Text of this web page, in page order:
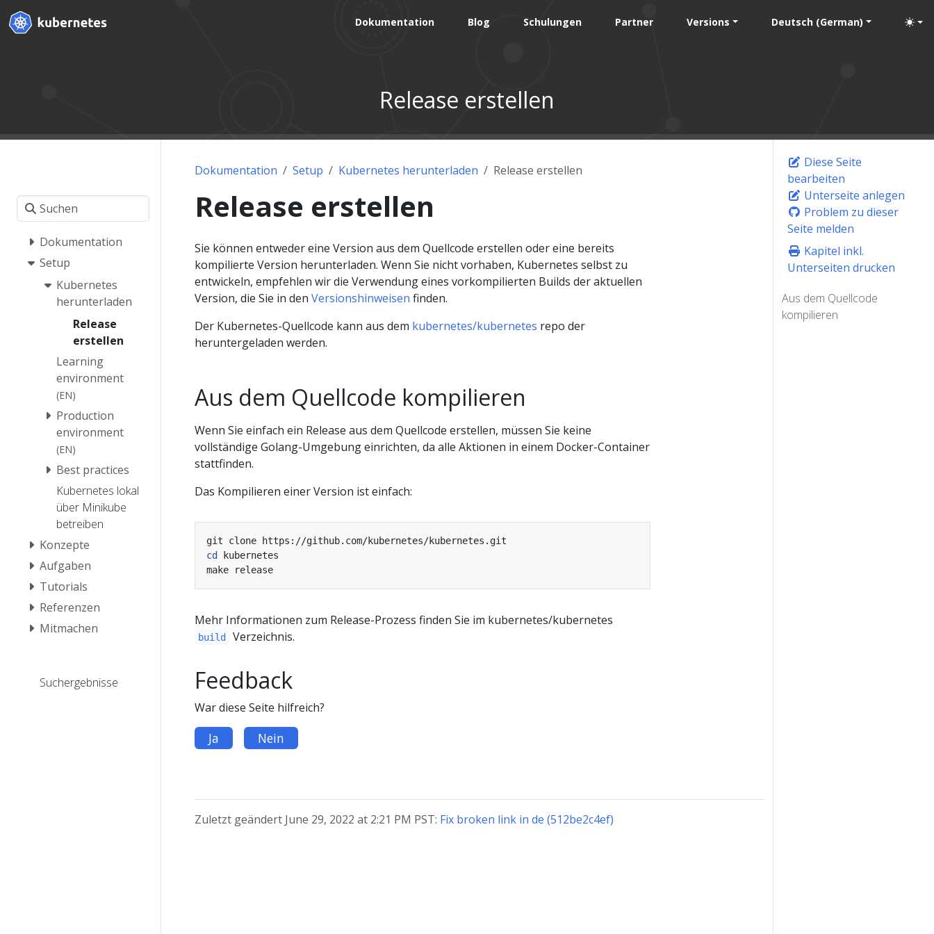
Dokumentation Blog Schulungen Partner Versions Deutsch (German)
Release erstellen
Dokumentation
Setup
Kubernetes
herunterladen
Release
erstellen
Learning
environment
(EN)
Production
environment
(EN)
Best practices
Kubernetes lokal
über Minikube
betreiben
Konzepte
Aufgaben
Tutorials
Referenzen
Mitmachen
Suchergebnisse
Diese Seite
bearbeiten
Unterseite anlegen
Problem zu dieser
Seite melden
Kapitel inkl.
Unterseiten drucken
Aus dem Quellcode
kompilieren
Dokumentation Setup Kubernetes herunterladen Release erstellen
Release erstellen
Sie können entweder eine Version aus dem Quellcode erstellen oder eine bereits
kompilierte Version herunterladen. Wenn Sie nicht vorhaben, Kubernetes selbst zu
entwickeln, empfehlen wir die Verwendung eines vorkompilierten Builds der aktuellen
Version, die Sie in den Versionshinweisen finden.
Der Kubernetes-Quellcode kann aus dem kubernetes/kubernetes repo der
heruntergeladen werden.
Aus dem Quellcode kompilieren
Wenn Sie einfach ein Release aus dem Quellcode erstellen, müssen Sie keine
vollständige Golang-Umgebung einrichten, da alle Aktionen in einem Docker-Container
stattfinden.
Das Kompilieren einer Version ist einfach:
cd
Mehr Informationen zum Release-Prozess finden Sie im kubernetes/kubernetes
build Verzeichnis.
Feedback
War diese Seite hilfreich?
Ja Nein
Zuletzt geändert June 29, 2022 at 2:21 PM PST: Fix broken link in de (512be2c4ef)